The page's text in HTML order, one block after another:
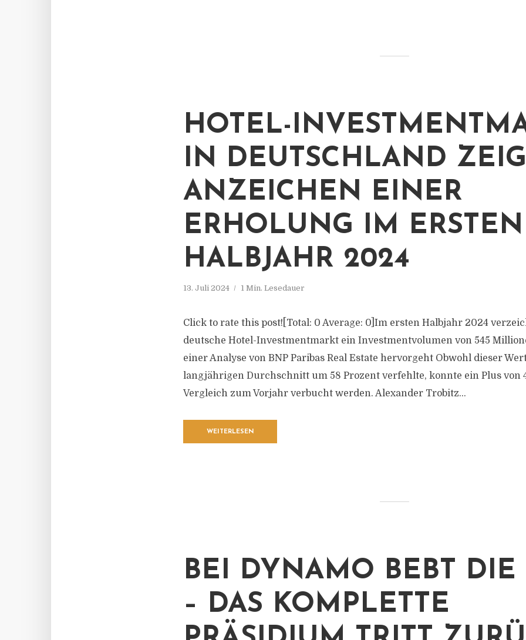
HOTEL-
IN DEUTSCHLAND
ANZEICHEN EINER
ERHOLUNG IM ERSTEN
HALBJAHR 2024
13. Juli 2024 1 Min. Lesedauer
Click to rate this post![Total: 0 Average: 0]Im ersten Halbjahr 2024
deutsche Hotel-Investmentmarkt ein Investmentvolumen von 545
einer Analyse von BNP Paribas Real Estate hervorgeht Obwohl dieser
langjährigen Durchschnitt um 58 Prozent verfehlte, konnte ein Plus von
Vergleich zum Vorjahr verbucht werden. Alexander Trobitz...
WEITERLESEN
BEI DYNAMO BEBT DIE
– DAS KOMPLETTE